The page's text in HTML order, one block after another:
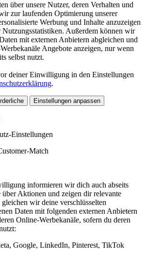
über unsere Nutzer, deren Verhalten und
zur laufenden Optimierung unserer
Werbung und Inhalte anzuzeigen
Außerdem können wir
mit externen Anbietern abgleichen und
Angebote anzeigen, nur wenn
selbst nutzt.
deiner Einwilligung in den Einstellungen
.
Einstellungen anpassen
Einstellungen
Match
informieren wir dich auch abseits
über Aktionen und zeigen dir relevante
wir deine verschlüsselten
Daten mit folgenden externen Anbietern
Online-Werbekanäle, sofern du deren
Google, LinkedIn, Pinterest, TikTok